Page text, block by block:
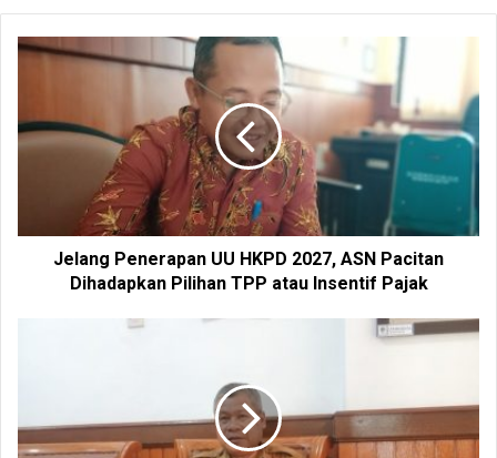
b
s
t
e
Jelang Penerapan UU HKPD 2027, ASN Pacitan
Dihadapkan Pilihan TPP atau Insentif Pajak